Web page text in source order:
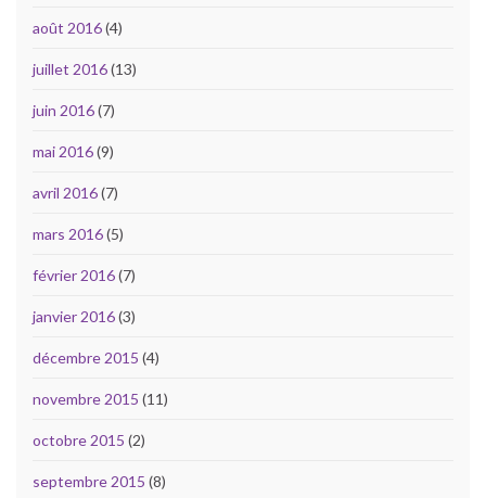
août 2016(4)
juillet 2016(13)
juin 2016(7)
mai 2016(9)
avril 2016(7)
mars 2016(5)
février 2016(7)
janvier 2016(3)
décembre 2015 (4)
novembre 2015 (11)
octobre 2015 (2)
septembre 2015 (8)